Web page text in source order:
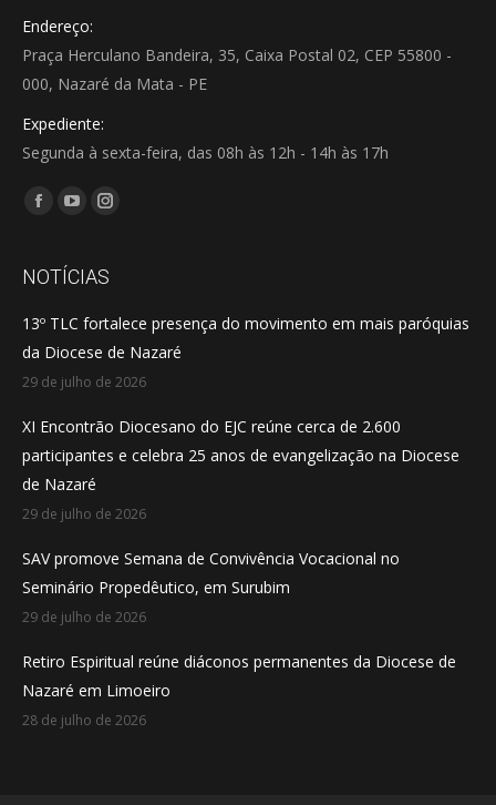
Endereço:
Praça Herculano Bandeira, 35, Caixa Postal 02, CEP 55800 -
000, Nazaré da Mata - PE
Expediente:
Segunda à sexta-feira, das 08h às 12h - 14h às 17h
Encontre-nos em:
Facebook
opens
new
window
YouTube
opens
new
window
Instagram
opens
new
window
NOTÍCIAS
13º TLC fortalece presença do movimento em mais paróquias
da Diocese de Nazaré
29 de julho de 2026
XI Encontrão Diocesano do EJC reúne cerca de 2.600
participantes e celebra 25 anos de evangelização na Diocese
de Nazaré
29 de julho de 2026
SAV promove Semana de Convivência Vocacional no
Seminário Propedêutico, em Surubim
29 de julho de 2026
Retiro Espiritual reúne diáconos permanentes da Diocese de
Nazaré em Limoeiro
28 de julho de 2026